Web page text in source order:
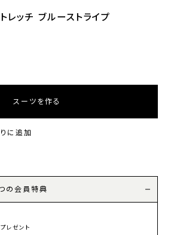
トレッチ ブルーストライプ
スーツを作る
に追加
の会員特典
レゼント